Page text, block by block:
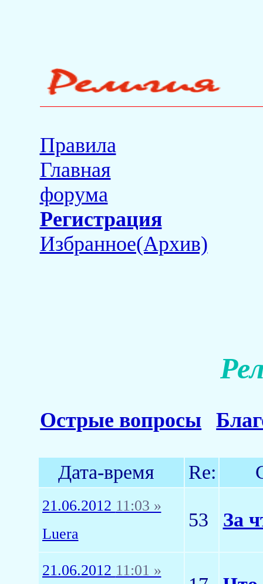
Правила
Главная
форума
Регистрация
Избранное(Архив)
Острые вопросы
Дата-время Re:
21.06.2012 11:03 »
Luera
53 За
21.06.2012 11:01 »